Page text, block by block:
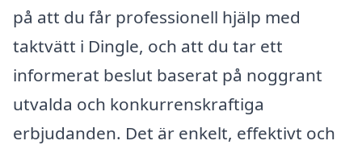
på att du får professionell hjälp med
taktvätt i Dingle, och att du tar ett
informerat beslut baserat på noggrant
utvalda och konkurrenskraftiga
erbjudanden. Det är enkelt, effektivt och